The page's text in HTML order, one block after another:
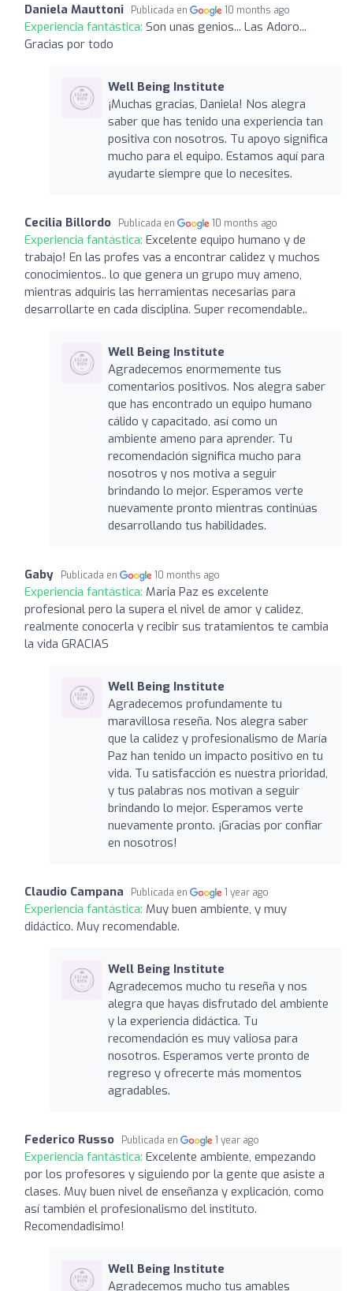
Daniela Mauttoni Publicada en 10 months ago
Experiencia fantástica: Son unas genios... Las Adoro...
Gracias por todo
Well Being Institute
¡Muchas gracias, Daniela! Nos alegra
saber que has tenido una experiencia tan
positiva con nosotros. Tu apoyo significa
mucho para el equipo. Estamos aquí para
ayudarte siempre que lo necesites.
Cecilia Billordo Publicada en 10 months ago
Experiencia fantástica: Excelente equipo humano y de
trabajo! En las profes vas a encontrar calidez y muchos
conocimientos.. lo que genera un grupo muy ameno,
mientras adquiris las herramientas necesarias para
desarrollarte en cada disciplina. Super recomendable..
Well Being Institute
Agradecemos enormemente tus
comentarios positivos. Nos alegra saber
que has encontrado un equipo humano
cálido y capacitado, así como un
ambiente ameno para aprender. Tu
recomendación significa mucho para
nosotros y nos motiva a seguir
brindando lo mejor. Esperamos verte
nuevamente pronto mientras continúas
desarrollando tus habilidades.
Gaby Publicada en 10 months ago
Experiencia fantástica: Maria Paz es excelente
profesional pero la supera el nivel de amor y calidez,
realmente conocerla y recibir sus tratamientos te cambia
la vida GRACIAS
Well Being Institute
Agradecemos profundamente tu
maravillosa reseña. Nos alegra saber
que la calidez y profesionalismo de María
Paz han tenido un impacto positivo en tu
vida. Tu satisfacción es nuestra prioridad,
y tus palabras nos motivan a seguir
brindando lo mejor. Esperamos verte
nuevamente pronto. ¡Gracias por confiar
en nosotros!
Claudio Campana Publicada en 1 year ago
Experiencia fantástica: Muy buen ambiente, y muy
didáctico. Muy recomendable.
Well Being Institute
Agradecemos mucho tu reseña y nos
alegra que hayas disfrutado del ambiente
y la experiencia didáctica. Tu
recomendación es muy valiosa para
nosotros. Esperamos verte pronto de
regreso y ofrecerte más momentos
agradables.
Federico Russo Publicada en 1 year ago
Experiencia fantástica: Excelente ambiente, empezando
por los profesores y siguiendo por la gente que asiste a
clases. Muy buen nivel de enseñanza y explicación, como
así también el profesionalismo del instituto.
Recomendadisimo!
Well Being Institute
Agradecemos mucho tus amables